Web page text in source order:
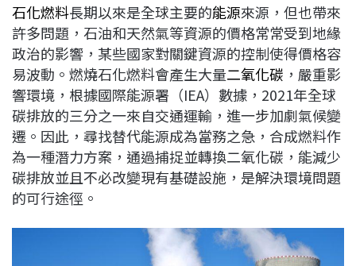
b
o
o
k
a
d
s
e
d
I
n
L
i
n
k
石化燃料長期以來是全球主要的能源來源，但也帶來
許多問題，石油和天然氣等資源的價格常常受到地緣
政治的影響，某些國家對關鍵資源的控制使得價格容
易波動。燃燒石化燃料會產生大量二氧化碳 ，嚴重影
響環境，根據國際能源署（IEA）數據，2021年全球
碳排放的三分之一來自交通運輸，進一步加劇氣候變
遷。因此，尋找替代能源成為當務之急，合成燃料作
為一種潛力方案，通過捕捉並轉換二氧化碳，能減少
碳排放並且不必改變現有基礎設施，是解決環境問題
的可行途徑。